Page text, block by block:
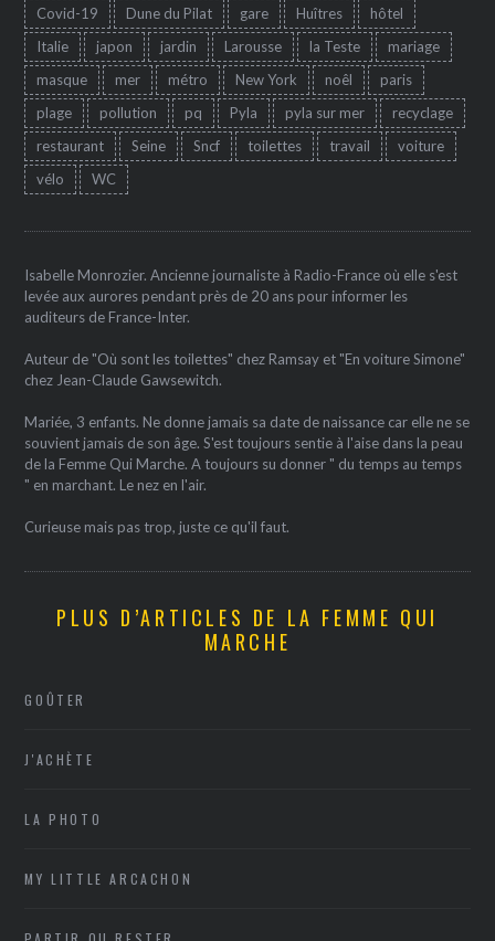
Covid-19
Dune du Pilat gare Huîtres
hôtel
Italie
japon jardin Larousse la Teste
mariage
masque
mer métro New York noêl
paris
plage
pollution pq Pyla pyla sur mer
recyclage
restaurant
Seine Sncf toilettes travail
voiture
vélo
WC
Isabelle Monrozier. Ancienne journaliste à Radio-France où elle s'est
levée aux aurores pendant près de 20 ans pour informer les
auditeurs de France-Inter.
Auteur de "Où sont les toilettes" chez Ramsay et "En voiture Simone"
chez Jean-Claude Gawsewitch.
Mariée, 3 enfants. Ne donne jamais sa date de naissance car elle ne se
souvient jamais de son âge. S'est toujours sentie à l'aise dans la peau
de la Femme Qui Marche. A toujours su donner " du temps au temps
" en marchant. Le nez en l'air.
Curieuse mais pas trop, juste ce qu'il faut.
PLUS D’ARTICLES DE LA FEMME QUI
MARCHE
GOÛTER
J'ACHÈTE
LA PHOTO
MY LITTLE ARCACHON